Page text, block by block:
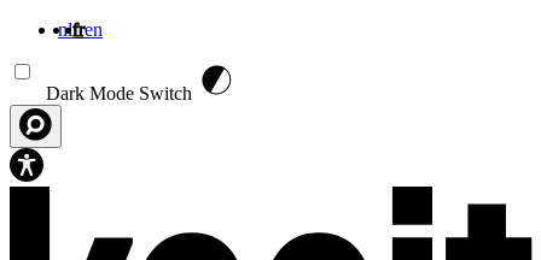
nlfren
Dark Mode Switch